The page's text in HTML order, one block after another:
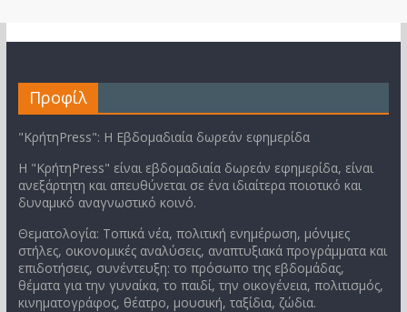
Προφίλ
"ΚρήτηPress": Η Εβδομαδιαία δωρεάν εφημερίδα
Η "ΚρήτηPress" είναι εβδομαδιαία δωρεάν εφημερίδα, είναι
ανεξάρτητη και απευθύνεται σε ένα ιδιαίτερα ποιοτικό και
δυναμικό αναγνωστικό κοινό.
Θεματολογία: Τοπικά νέα, πολιτική ενημέρωση, μόνιμες
στήλες, οικονομικές αναλύσεις, αναπτυξιακά προγράμματα και
επιδοτήσεις, συνέντευξη: το πρόσωπο της εβδομάδας,
θέματα για την γυναίκα, το παιδί, την οικογένεια, πολιτισμός,
κινηματογράφος, θέατρο, μουσική, ταξίδια, ζώδια.